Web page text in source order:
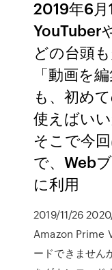
2019年6月
YouTuber
どの台頭
「動画を
も、初め
使えばい
そこで今
で、Web
に利用
2019/11/26
Amazon Prime
ードできません